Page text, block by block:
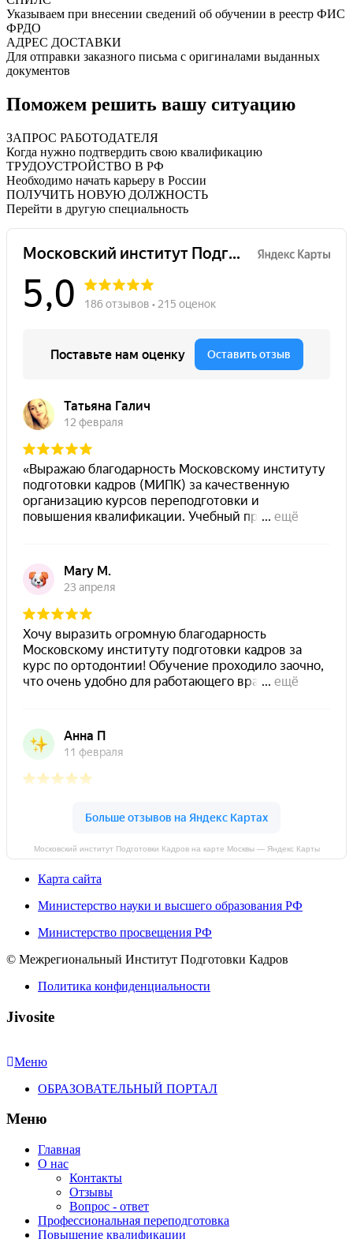
Указываем при внесении сведений об обучении в реестр ФИС
ФРДО
АДРЕС ДОСТАВКИ
Для отправки заказного письма с оригиналами выданных
документов
Поможем решить вашу ситуацию
ЗАПРОС РАБОТОДАТЕЛЯ
Когда нужно подтвердить свою квалификацию
ТРУДОУСТРОЙСТВО В РФ
Необходимо начать карьеру в России
ПОЛУЧИТЬ НОВУЮ ДОЛЖНОСТЬ
Перейти в другую специальность
Московский институт Подготовки Кадров на карте Москвы — Яндекс Карты
Карта сайта
Министерство науки и высшего образования РФ
Министерство просвещения РФ
© Межрегиональный Институт Подготовки Кадров
Политика конфиденциальности
Jivosite
Меню
ОБРАЗОВАТЕЛЬНЫЙ ПОРТАЛ
Меню
Главная
О нас
Контакты
Отзывы
Вопрос - ответ
Профессиональная переподготовка
Повышение квалификации